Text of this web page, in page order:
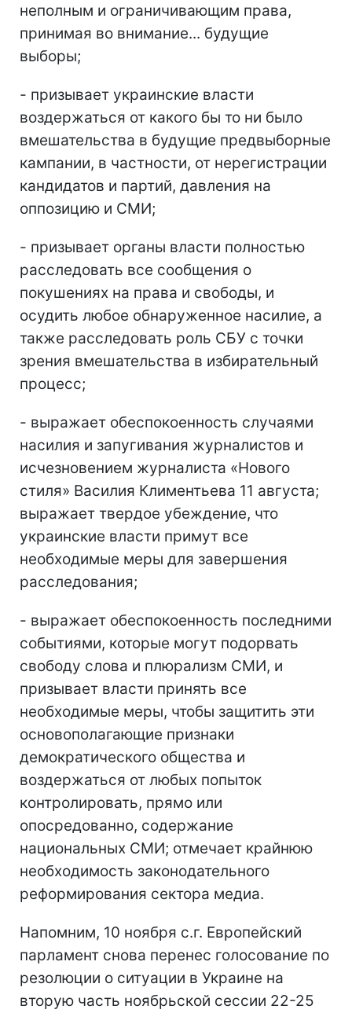
неполным и ограничивающим права,
принимая во внимание... будущие
выборы;
- призывает украинские власти
воздержаться от какого бы то ни было
вмешательства в будущие предвыборные
кампании, в частности, от нерегистрации
кандидатов и партий, давления на
оппозицию и СМИ;
- призывает органы власти полностью
расследовать все сообщения о
покушениях на права и свободы, и
осудить любое обнаруженное насилие, а
также расследовать роль СБУ с точки
зрения вмешательства в избирательный
процесс;
- выражает обеспокоенность случаями
насилия и запугивания журналистов и
исчезновением журналиста «Нового
стиля» Василия Климентьева 11 августа;
выражает твердое убеждение, что
украинские власти примут все
необходимые меры для завершения
расследования;
- выражает обеспокоенность последними
событиями, которые могут подорвать
свободу слова и плюрализм СМИ, и
призывает власти принять все
необходимые меры, чтобы защитить эти
основополагающие признаки
демократического общества и
воздержаться от любых попыток
контролировать, прямо или
опосредованно, содержание
национальных СМИ; отмечает крайнюю
необходимость законодательного
реформирования сектора медиа.
Напомним, 10 ноября с.г. Европейский
парламент снова перенес голосование по
резолюции о ситуации в Украине на
вторую часть ноябрьской сессии 22-25